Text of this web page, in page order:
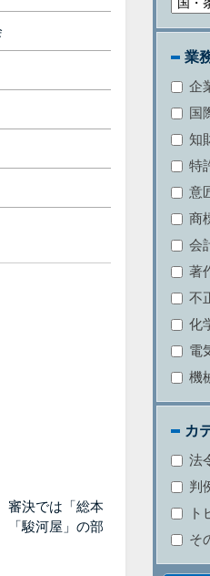
審決では「総本
「駿河屋」の部
業
企
国
知
特
意
商
会
著
不
化
電
機
カ
法
判
ト
そ